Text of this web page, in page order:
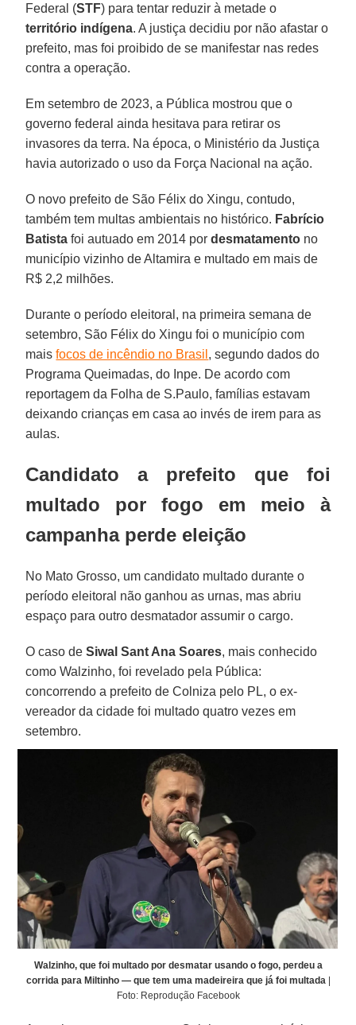
Federal (STF) para tentar reduzir à metade o
território indígena. A justiça decidiu por não afastar o
prefeito, mas foi proibido de se manifestar nas redes
contra a operação.
Em setembro de 2023, a Pública mostrou que o
governo federal ainda hesitava para retirar os
invasores da terra. Na época, o Ministério da Justiça
havia autorizado o uso da Força Nacional na ação.
O novo prefeito de São Félix do Xingu, contudo,
também tem multas ambientais no histórico. Fabrício
Batista foi autuado em 2014 pordesmatamento no
município vizinho de Altamira e multado em mais de
R$ 2,2 milhões.
Durante o período eleitoral, na primeira semana de
setembro, São Félix do Xingu foi o município com
maisfocos de incêndio no Brasil , segundo dados do
Programa Queimadas, do Inpe. De acordo com
reportagem da Folha de S.Paulo, famílias estavam
deixando crianças em casa ao invés de irem para as
aulas.
Candidato a prefeito que foi
multado por fogo em meio à
campanha perde eleição
No Mato Grosso, um candidato multado durante o
período eleitoral não ganhou as urnas, mas abriu
espaço para outro desmatador assumir o cargo.
O caso deSiwal Sant Ana Soares, mais conhecido
como Walzinho, foi revelado pela Pública:
concorrendo a prefeito de Colniza pelo PL, o ex-
vereador da cidade foi multado quatro vezes em
setembro.
Walzinho, que foi multado por desmatar usando o fogo, perdeu a
corrida para Miltinho — que tem uma madeireira que já foi multada|
Foto: Reprodução Facebook